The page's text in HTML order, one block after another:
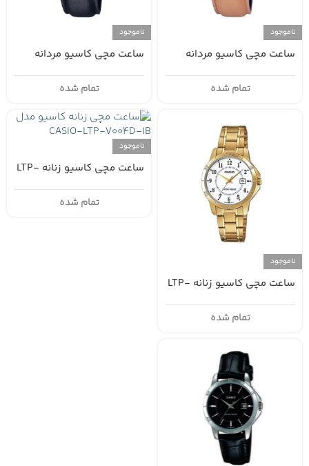
ناموجود
ساعت مچی کاسیو مردانه
تمام شده
ناموجود
ساعت مچی کاسیو مردانه
تمام شده
ناموجود
ساعت مچی کاسیو زنانه LTP-
تمام شده
ناموجود
ساعت مچی کاسیو زنانه LTP-
تمام شده